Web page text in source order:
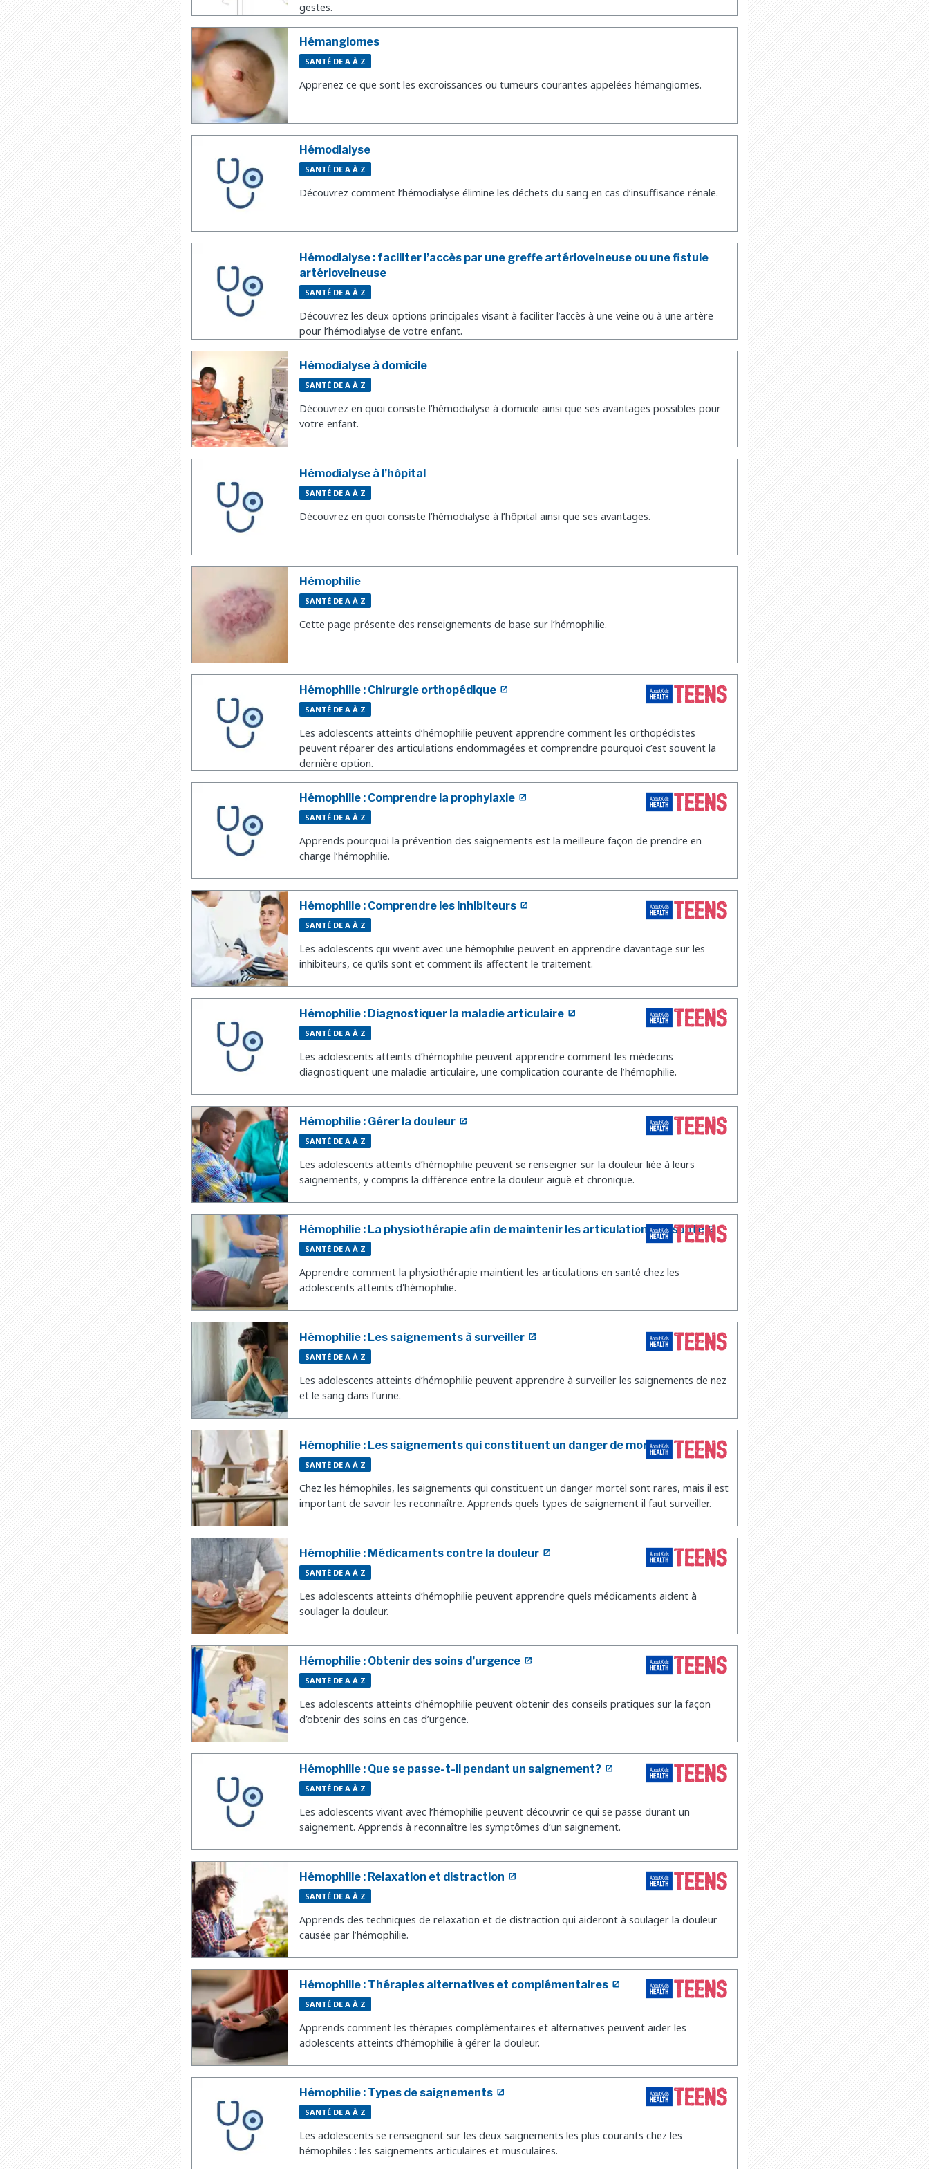
gestes.
Hémangiomes
SANTÉ DE A À Z
Apprenez ce que sont les excroissances ou tumeurs courantes appelées hémangiomes.
Hémodialyse
SANTÉ DE A À Z
Découvrez comment l’hémodialyse élimine les déchets du sang en cas d’insuffisance rénale.
Hémodialyse : faciliter l’accès par une greffe artérioveineuse ou une fistule
artérioveineuse
SANTÉ DE A À Z
Découvrez les deux options principales visant à faciliter l’accès à une veine ou à une artère
pour l’hémodialyse de votre enfant.
Hémodialyse à domicile
SANTÉ DE A À Z
Découvrez en quoi consiste l’hémodialyse à domicile ainsi que ses avantages possibles pour
votre enfant.
Hémodialyse à l’hôpital
SANTÉ DE A À Z
Découvrez en quoi consiste l’hémodialyse à l’hôpital ainsi que ses avantages.
Hémophilie
SANTÉ DE A À Z
Cette page présente des renseignements de base sur l’hémophilie.
Hémophilie : Chirurgie orthopédique
SANTÉ DE A À Z
Les adolescents atteints d’hémophilie peuvent apprendre comment les orthopédistes
peuvent réparer des articulations endommagées et comprendre pourquoi c’est souvent la
dernière option.
Hémophilie : Comprendre la prophylaxie
SANTÉ DE A À Z
Apprends pourquoi la prévention des saignements est la meilleure façon de prendre en
charge l’hémophilie.
Hémophilie : Comprendre les inhibiteurs
SANTÉ DE A À Z
Les adolescents qui vivent avec une hémophilie peuvent en apprendre davantage sur les
inhibiteurs, ce qu'ils sont et comment ils affectent le traitement.
Hémophilie : Diagnostiquer la maladie articulaire
SANTÉ DE A À Z
Les adolescents atteints d’hémophilie peuvent apprendre comment les médecins
diagnostiquent une maladie articulaire, une complication courante de l’hémophilie.
Hémophilie : Gérer la douleur
SANTÉ DE A À Z
Les adolescents atteints d’hémophilie peuvent se renseigner sur la douleur liée à leurs
saignements, y compris la différence entre la douleur aiguë et chronique.
Hémophilie : La physiothérapie afin de maintenir les articulations en santé
SANTÉ DE A À Z
Apprendre comment la physiothérapie maintient les articulations en santé chez les
adolescents atteints d'hémophilie.
Hémophilie : Les saignements à surveiller
SANTÉ DE A À Z
Les adolescents atteints d’hémophilie peuvent apprendre à surveiller les saignements de nez
et le sang dans l’urine.
Hémophilie : Les saignements qui constituent un danger de mort
SANTÉ DE A À Z
Chez les hémophiles, les saignements qui constituent un danger mortel sont rares, mais il est
important de savoir les reconnaître. Apprends quels types de saignement il faut surveiller.
Hémophilie : Médicaments contre la douleur
SANTÉ DE A À Z
Les adolescents atteints d’hémophilie peuvent apprendre quels médicaments aident à
soulager la douleur.
Hémophilie : Obtenir des soins d’urgence
SANTÉ DE A À Z
Les adolescents atteints d’hémophilie peuvent obtenir des conseils pratiques sur la façon
d’obtenir des soins en cas d’urgence.
Hémophilie : Que se passe-t-il pendant un saignement?
SANTÉ DE A À Z
Les adolescents vivant avec l’hémophilie peuvent découvrir ce qui se passe durant un
saignement. Apprends à reconnaître les symptômes d’un saignement.
Hémophilie : Relaxation et distraction
SANTÉ DE A À Z
Apprends des techniques de relaxation et de distraction qui aideront à soulager la douleur
causée par l’hémophilie.
Hémophilie : Thérapies alternatives et complémentaires
SANTÉ DE A À Z
Apprends comment les thérapies complémentaires et alternatives peuvent aider les
adolescents atteints d’hémophilie à gérer la douleur.
Hémophilie : Types de saignements
SANTÉ DE A À Z
Les adolescents se renseignent sur les deux saignements les plus courants chez les
hémophiles : les saignements articulaires et musculaires.